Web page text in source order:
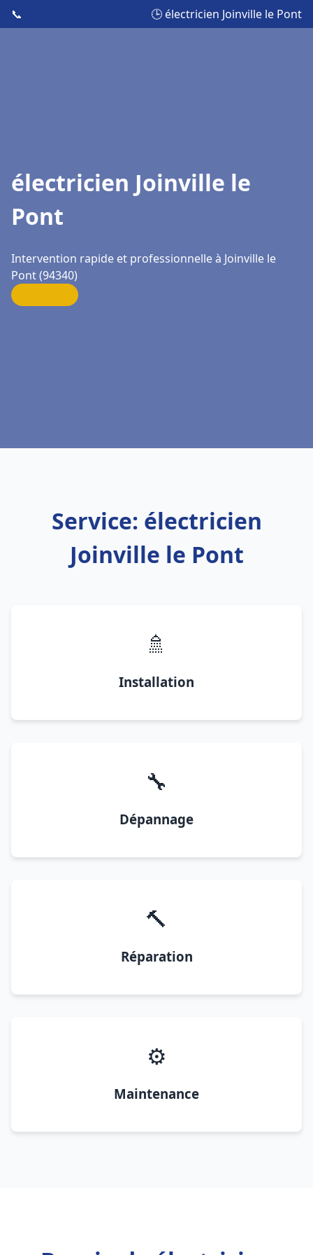
📞 🕒 électricien Joinville le Pont
électricien Joinville le
Pont
Intervention rapide et professionnelle à Joinville le
Pont (94340)
Service: électricien
Joinville le Pont
🚿
Installation
🔧
Dépannage
🔨
Réparation
⚙️
Maintenance